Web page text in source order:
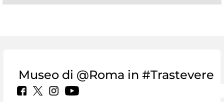
Museo di @Roma in #Trastevere